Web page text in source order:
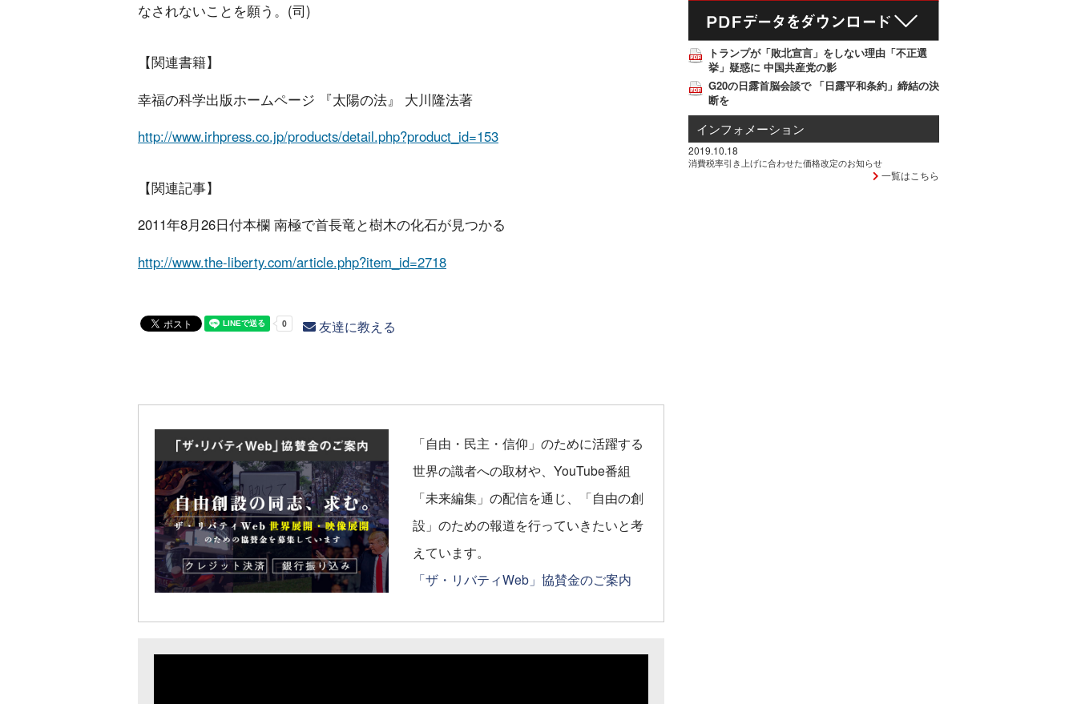
なされないことを願う。(司)
【関連書籍】
幸福の科学出版ホームページ 『太陽の法』 大川隆法著
http://www.irhpress.co.jp/products/detail.php?product_id=153
【関連記事】
2011年8月26日付本欄 南極で首長竜と樹木の化石が見つかる
http://www.the-liberty.com/article.php?item_id=2718
友達に教える
「自由・民主・信仰」のために活躍する
世界の識者への取材や、YouTube番組
「未来編集」の配信を通じ、「自由の創
設」のための報道を行っていきたいと考
えています。
「ザ・リバティWeb」協賛金のご案内
トランプが「敗北宣言」をしない理由「不正選
挙」疑惑に 中国共産党の影
G20の日露首脳会談で 「日露平和条約」締結の決
断を
インフォメーション
2019.10.18
消費税率引き上げに合わせた価格改定のお知らせ
一覧はこちら